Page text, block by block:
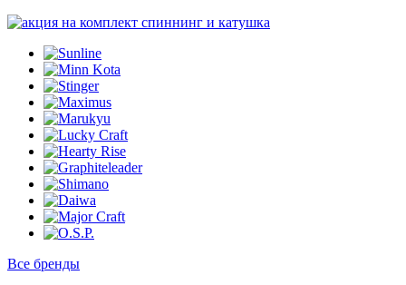
Все бренды